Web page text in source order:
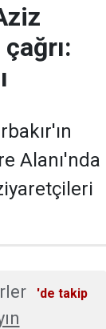
Alanı'nda
'de takip